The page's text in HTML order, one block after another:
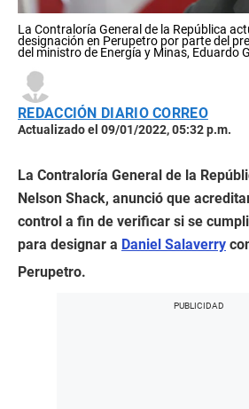
La Contraloría General de la República
designación en Perupetro por parte del
del ministro de Energía y Minas, Eduardo
REDACCIÓN DIARIO CORREO
Actualizado el 09/01/2022, 05:32 p.m.
La Contraloría General de la
Nelson Shack, anunció que
control a fin de verificar si se
para designar a Daniel Salaverry
Perupetro.